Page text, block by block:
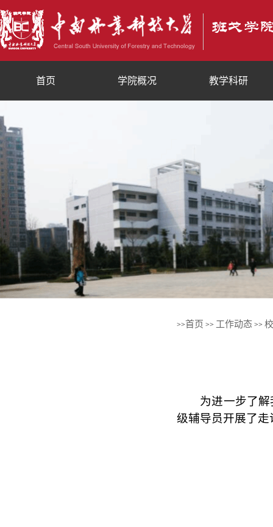
首页 学院概况 教学科研
>>首页 >> 工作动态 >>
为进一步了解
级辅导员开展了走